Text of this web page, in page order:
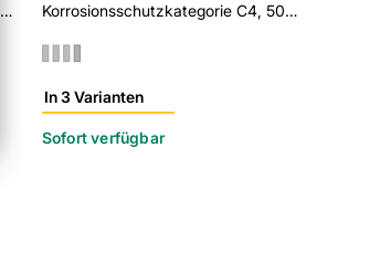
Korrosionsschutzkategorie C4, 500
In 3 Varianten
Sofort verfügbar